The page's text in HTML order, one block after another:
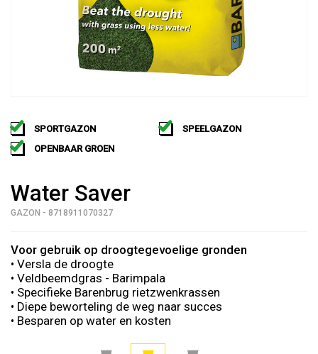
SPORTGAZON
SPEELGAZON
OPENBAAR GROEN
Water Saver
GAZON - 8718911070327
Voor gebruik op droogtegevoelige gronden
• Versla de droogte
• Veldbeemdgras - Barimpala
• Specifieke Barenbrug rietzwenkrassen
• Diepe beworteling de weg naar succes
• Besparen op water en kosten